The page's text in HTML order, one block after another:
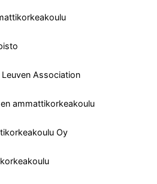
Leuven Association
ammattikorkeakoulu
Oy